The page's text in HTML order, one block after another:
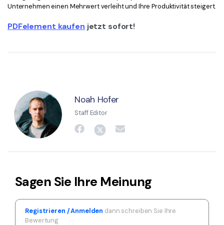
Unternehmen einen Mehrwert verleiht und Ihre Produktivität steigert.
PDFelement kaufen jetzt sofort!
Noah Hofer
Staff Editor
Sagen Sie Ihre Meinung
Registrieren / Anmelden dann schreiben Sie Ihre
Bewertung